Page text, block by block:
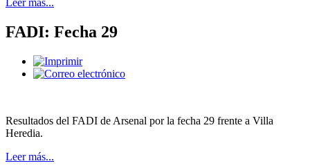
Leer más...
FADI: Fecha 29
Resultados del FADI de Arsenal por la fecha 29 frente a Villa
Heredia.
Leer más...